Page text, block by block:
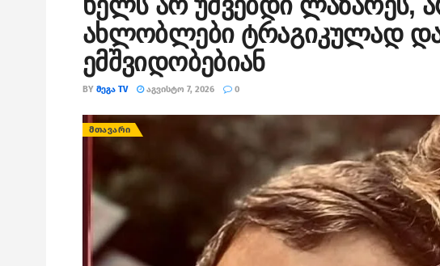
ახლობლები ტრაგიკულად
ემშვიდობებიან
BY ᲛᲔᲒᲐ TV ᲐᲒᲕᲘᲡᲢᲝ 7, 2026 0
ᲛᲗᲐᲕᲐᲠᲘ